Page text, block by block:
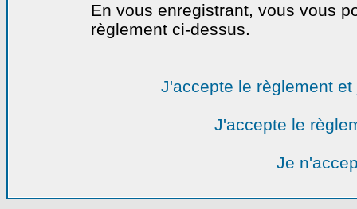
En vous enregistrant, vous vous
règlement ci-dessus.
J'accepte le règlement
J'accepte le
Je